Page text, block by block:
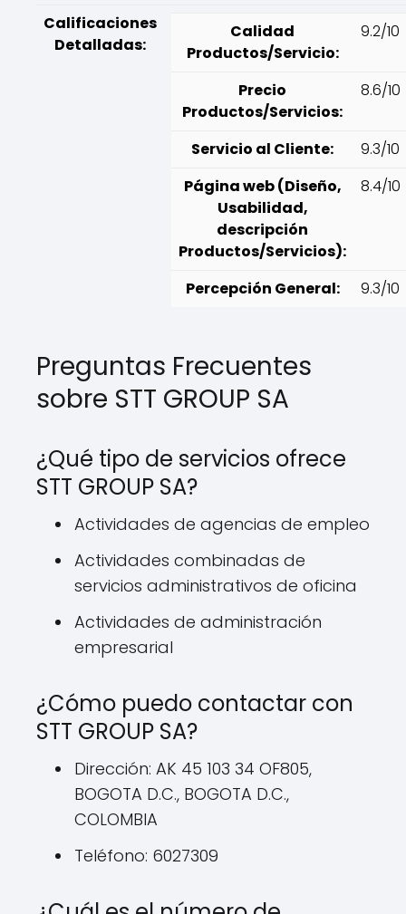
Calificaciones
Detalladas:
Calidad
Productos/Servicio:
9.2/10
Precio
Productos/Servicios:
8.6/10
Servicio al Cliente:
9.3/10
Página web (Diseño,
Usabilidad,
descripción
Productos/Servicios):
8.4/10
Percepción General: 9.3/10
Preguntas Frecuentes
sobre STT GROUP SA
¿Qué tipo de servicios ofrece
STT GROUP SA?
Actividades de agencias de empleo
Actividades combinadas de
servicios administrativos de oficina
Actividades de administración
empresarial
¿Cómo puedo contactar con
STT GROUP SA?
Dirección: AK 45 103 34 OF805,
BOGOTA D.C., BOGOTA D.C.,
COLOMBIA
Teléfono: 6027309